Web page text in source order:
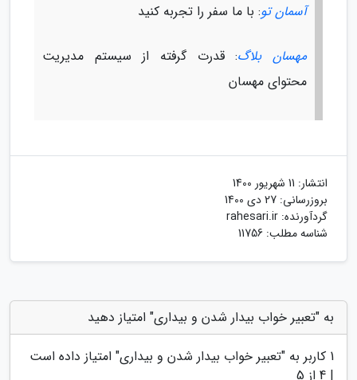
آسمان تو: با ما سفر را تجربه کنید
مهسان بلاگ: قدرت گرفته از سیستم مدیریت
محتوای مهسان
انتشار: 11 شهریور 1400
بروزرسانی: 27 دی 1400
گردآورنده: rahesari.ir
شناسه مطلب: 11756
به "تعبیر خواب بیدار شدن و بیداری" امتیاز دهید
1 کاربر به "تعبیر خواب بیدار شدن و بیداری" امتیاز داده است
|
4 از 5